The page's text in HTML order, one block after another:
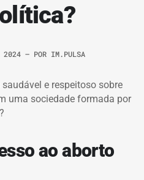
2024 – POR IM.PULSA
e respeitoso sobre
uma sociedade formada por
ao aborto